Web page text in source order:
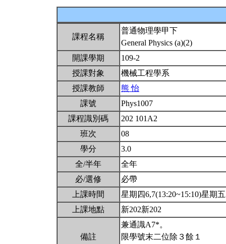
課程名稱
普通物理學甲下
General Physics (a)(2)
開課學期
109-2
授課對象
機械工程學系
授課教師
熊 怡
課號
Phys1007
課程識別碼
202 101A2
班次
08
學分
3.0
全/半年
全年
必/選修
必帶
上課時間
星期四6,7(13:20~15:10)星期
上課地點
新202新202
備註
兼通識A7*。
限學號末二位除３餘１